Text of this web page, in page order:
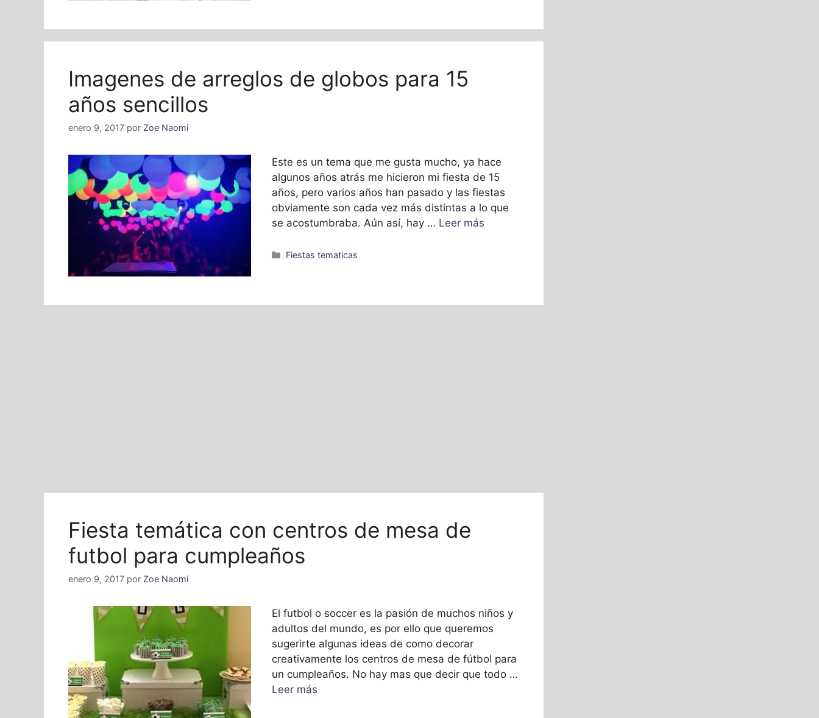
Imagenes de arreglos de globos para 15
años sencillos
enero 9, 2017 por Zoe Naomi
Este es un tema que me gusta mucho, ya hace
algunos años atrás me hicieron mi fiesta de 15
años, pero varios años han pasado y las fiestas
obviamente son cada vez más distintas a lo que
se acostumbraba. Aún así, hay … Leer más
Categorías
Fiestas tematicas
Fiesta temática con centros de mesa de
futbol para cumpleaños
enero 9, 2017 por Zoe Naomi
El futbol o soccer es la pasión de muchos niños y
adultos del mundo, es por ello que queremos
sugerirte algunas ideas de como decorar
creativamente los centros de mesa de fútbol para
un cumpleaños. No hay mas que decir que todo …
Leer más